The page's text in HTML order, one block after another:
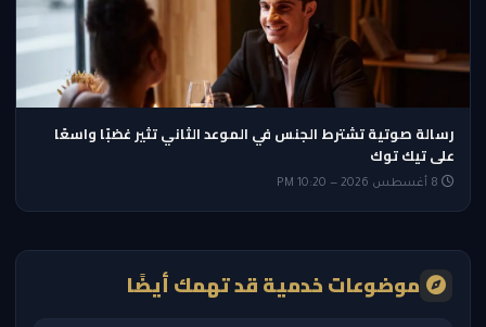
رسالة صوتية تشترط الجنس في الموعد الثاني تثير غضبًا واسعًا
على تيك توك
موضوعات خدمية قد تهمك أيضًا